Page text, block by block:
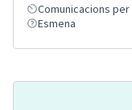
Comunicacions
Esmena